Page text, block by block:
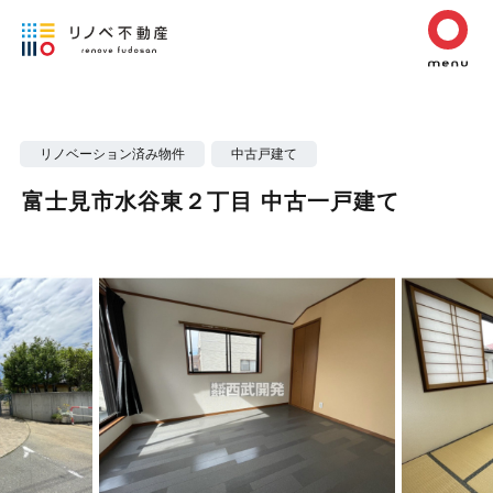
リノベーション済み物件 中古戸建て
富士見市水谷東２丁目 中古一戸建て